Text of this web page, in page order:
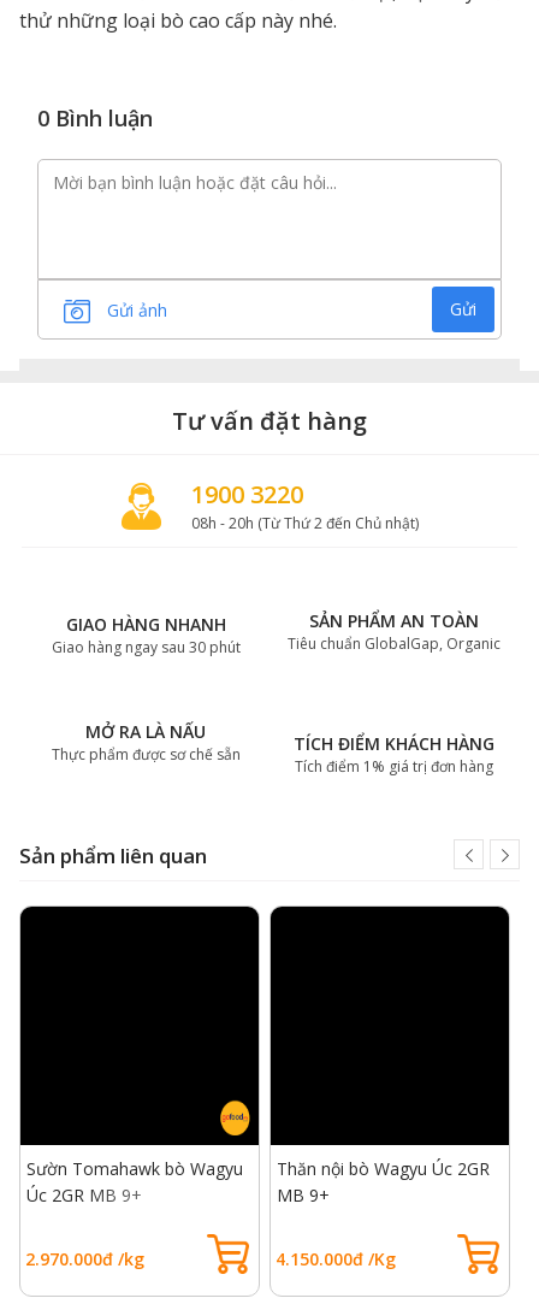
thử những loại bò cao cấp này nhé.
0 Bình luận
Gửi ảnh Gửi
Tư vấn đặt hàng
1900 3220
08h - 20h (Từ Thứ 2 đến Chủ nhật)
GIAO HÀNG NHANH
Giao hàng ngay sau 30 phút
SẢN PHẨM AN TOÀN
Tiêu chuẩn GlobalGap, Organic
MỞ RA LÀ NẤU
Thực phẩm được sơ chế sẵn TÍCH ĐIỂM KHÁCH HÀNG
Tích điểm 1% giá trị đơn hàng
Sản phẩm liên quan
Sườn Tomahawk bò Wagyu
Úc 2GR MB 9+
2.970.000đ /kg
Thăn nội bò Wagyu Úc 2GR
MB 9+
4.150.000đ /Kg